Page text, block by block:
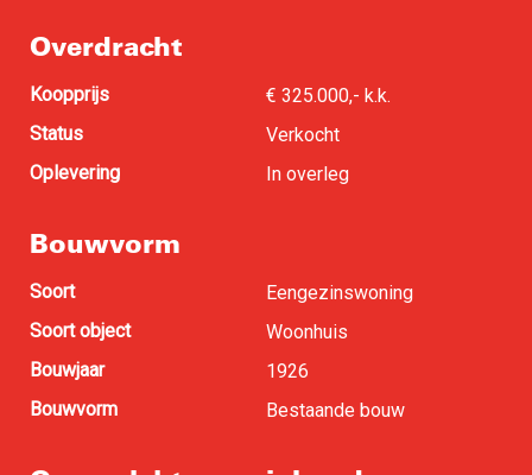
Overdracht
Koopprijs
€ 325.000,- k.k.
Status
Verkocht
Oplevering
In overleg
Bouwvorm
Soort
Eengezinswoning
Soort object
Woonhuis
Bouwjaar
1926
Bouwvorm
Bestaande bouw